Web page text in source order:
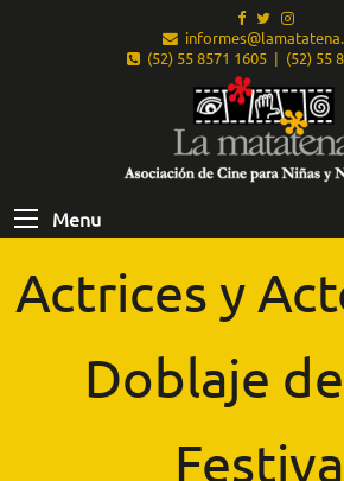
(52) 55 8571 1605 | (52) 55
Menu
Actrices y
Doblaje